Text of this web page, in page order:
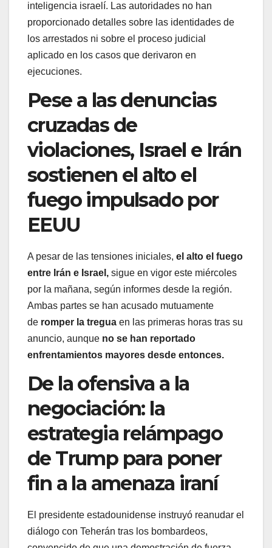
inteligencia israelí. Las autoridades no han
proporcionado detalles sobre las identidades de
los arrestados ni sobre el proceso judicial
aplicado en los casos que derivaron en
ejecuciones.
Pese a las denuncias
cruzadas de
violaciones, Israel e Irán
sostienen el alto el
fuego impulsado por
EEUU
A pesar de las tensiones iniciales, el alto el fuego
entre Irán e Israel, sigue en vigor este miércoles
por la mañana, según informes desde la región.
Ambas partes se han acusado mutuamente
de romper la tregua en las primeras horas tras su
anuncio, aunque no se han reportado
enfrentamientos mayores desde entonces.
De la ofensiva a la
negociación: la
estrategia relámpago
de Trump para poner
fin a la amenaza iraní
El presidente estadounidense instruyó reanudar el
diálogo con Teherán tras los bombardeos,